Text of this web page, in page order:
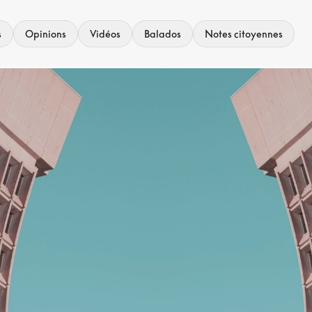
Opinions Vidéos Balados Notes citoyennes